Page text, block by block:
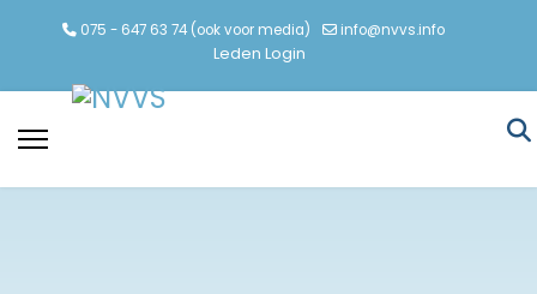
075 - 647 63 74 (ook voor media) info@nvvs.info
Leden Login